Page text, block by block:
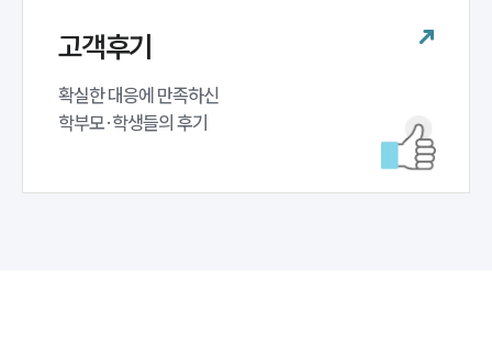
고객후기
확실한 대응에 만족하신
학부모·학생들의 후기